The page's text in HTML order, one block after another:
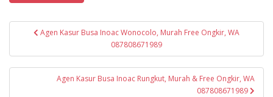
NavigasiAgen Kasur Busa Inoac Wonocolo, Murah Free Ongkir, WA
087808671989
Agen Kasur Busa Inoac Rungkut, Murah & Free Ongkir, WA
087808671989